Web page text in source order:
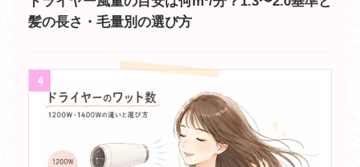
髪の長さ・毛量別の選び方
4